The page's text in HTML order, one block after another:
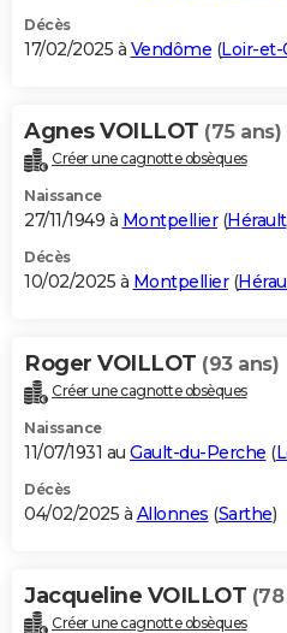
Décès
17/02/2025 à Vendôme (Loir-et-
Agnes VOILLOT (75 ans)
Créer une cagnotte obsèques
Naissance
27/11/1949 à Montpellier(Hérault
Décès
10/02/2025 à Montpellier(
Roger VOILLOT (93 ans)
Créer une cagnotte obsèques
Naissance
11/07/1931 au Gault-du-Perche (
Décès
04/02/2025 à Allonnes (Sarthe)
Jacqueline VOILLOT
Créer une cagnotte obsèques